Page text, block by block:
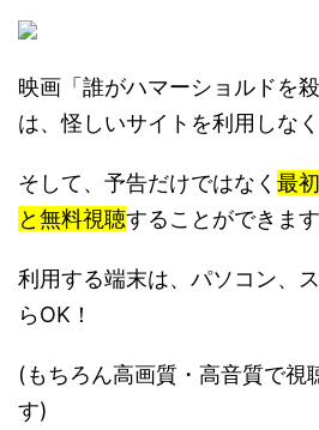
映画「誰がハマーショルドを
は、怪しいサイトを利用しなく
そして、予告だけではなく 最
と無料視聴することができます
利用する端末は、パソコン、
らOK！
(もちろん高画質・高音質で視
す)